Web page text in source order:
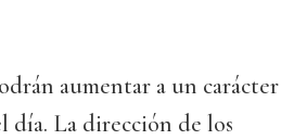
aumentar a un carácter
día. La dirección de los